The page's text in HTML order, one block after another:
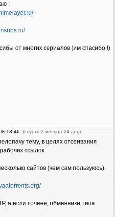
:
от многих сериалов (им спасибо !)
13:46 (спустя 2 месяца 24 дня)
тему, в целях отсеивания
ссылок.
сайтов (чем сам пользуюсь):
а если точнее, обменники типа